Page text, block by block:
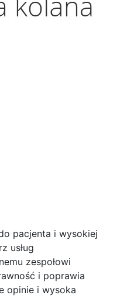
pacjenta i wysokiej
usług
zespołowi
i poprawia
opinie i wysoka